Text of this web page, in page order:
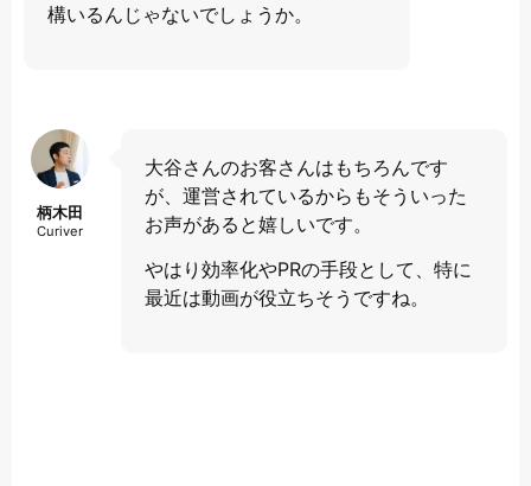
構いるんじゃないでしょうか。
柄木田
Curiver
大谷さんのお客さんはもちろんです
が、運営されているからもそういった
お声があると嬉しいです。
やはり効率化やPRの手段として、特に
最近は動画が役立ちそうですね。